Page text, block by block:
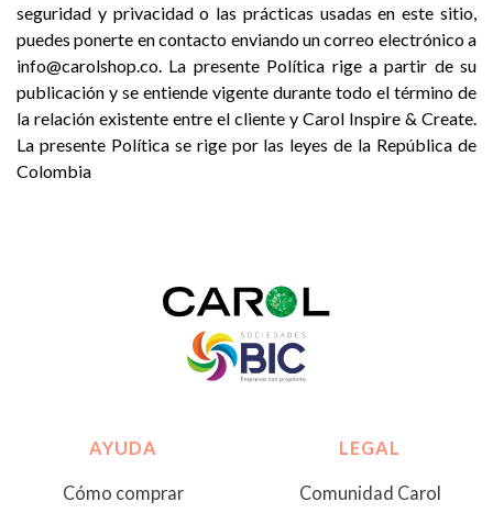
seguridad y privacidad o las prácticas usadas en este sitio,
puedes ponerte en contacto enviando un correo electrónico a
info@carolshop.co . La presente Política rige a partir de su
publicación y se entiende vigente durante todo el término de
la relación existente entre el cliente y Carol Inspire & Create.
La presente Política se rige por las leyes de la República de
Colombia
AYUDA
Cómo comprar
LEGAL
Comunidad Carol